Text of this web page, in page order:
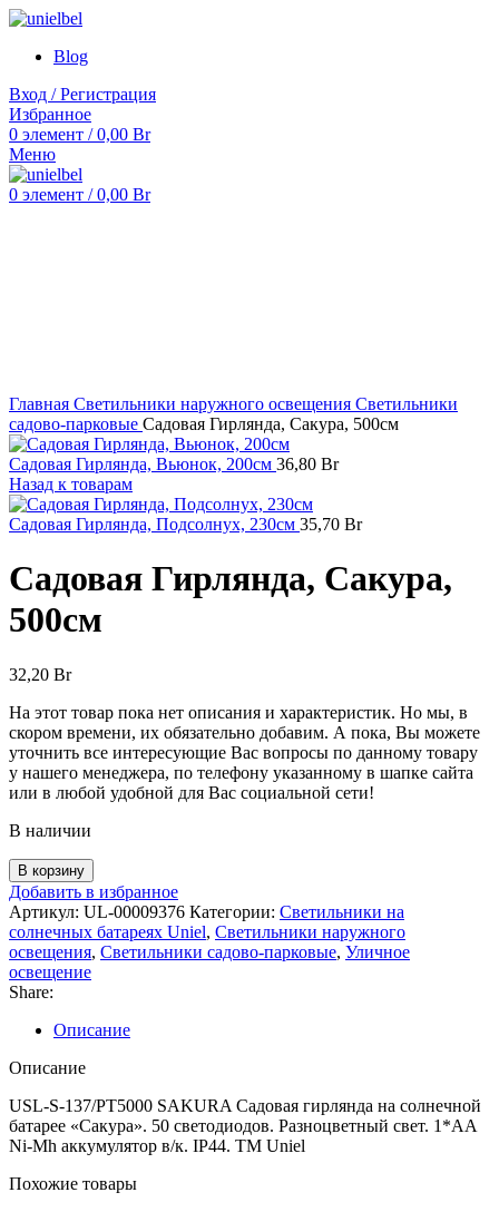
Blog
Вход / Регистрация
Избранное
0 элемент / 0,00 Br
Меню
0 элемент / 0,00 Br
Главная Светильники наружного освещения Светильники
садово-парковые Садовая Гирлянда, Сакура, 500см
Садовая Гирлянда, Вьюнок, 200см 36,80 Br
Назад к товарам
Садовая Гирлянда, Подсолнух, 230см 35,70 Br
Садовая Гирлянда, Сакура,
500см
32,20 Br
На этот товар пока нет описания и характеристик. Но мы, в
скором времени, их обязательно добавим. А пока, Вы можете
уточнить все интересующие Вас вопросы по данному товару
у нашего менеджера, по телефону указанному в шапке сайта
или в любой удобной для Вас социальной сети!
В наличии
В корзину
Добавить в избранное
Артикул: UL-00009376 Категории: Светильники на
солнечных батареях Uniel, Светильники наружного
освещения, Светильники садово-парковые, Уличное
освещение
Share:
Описание
Описание
USL-S-137/PT5000 SAKURA Садовая гирлянда на солнечной
батарее «Сакура». 50 светодиодов. Разноцветный свет. 1*АА
Ni-Mh аккумулятор в/к. IP44. TM Uniel
Похожие товары